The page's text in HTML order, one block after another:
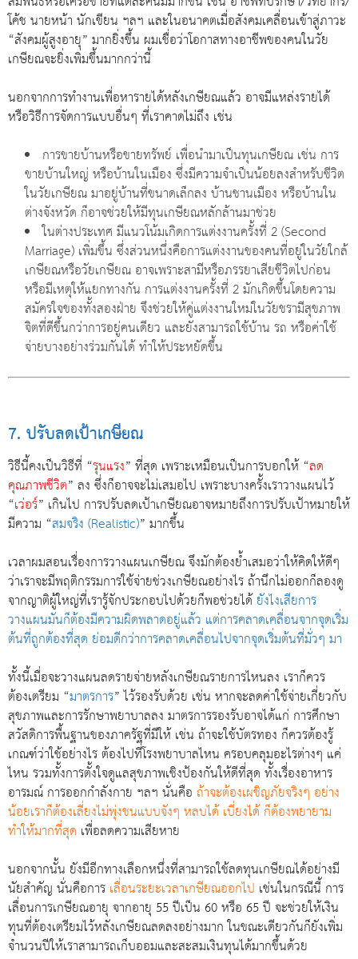
โค้ช นายหน้า นักเขียน ฯลฯ และในอนาคตเมื่อสังคมเคลื่อนเข้าสู่ภาวะ
“สังคมผู้สูงอายุ” มากยิ่งขึ้น ผมเชื่อว่าโอกาสทางอาชีพของคนในวัย
เกษียณจะยิ่งเพิ่มขึ้นมากกว่านี้
นอกจากการทำงานเพื่อหารายได้หลังเกษียณแล้ว อาจมีแหล่งรายได้
หรือวิธีการจัดการแบบอื่นๆ ที่เราคาดไม่ถึง เช่น
การขายบ้านหรือขายทรัพย์ เพื่อนำมาเป็นทุนเกษียณ เช่น การ
ขายบ้านใหญ่ หรือบ้านในเมือง ซึ่งมีความจำเป็นน้อยลงสำหรับชีวิต
ในวัยเกษียณ มาอยู่บ้านที่ขนาดเล็กลง บ้านชานเมือง หรือบ้านใน
ต่างจังหวัด ก็อาจช่วยให้มีทุนเกษียณหลักล้านมาช่วย
ในต่างประเทศ มีแนวโน้มเกิดการแต่งงานครั้งที่ 2 (Second
Marriage) เพิ่มขึ้น ซึ่งส่วนหนึ่งคือการแต่งงานของคนที่อยู่ในวัยใกล้
เกษียณหรือวัยเกษียณ อาจเพราะสามีหรือภรรยาเสียชีวิตไปก่อน
หรือมีเหตุให้แยกทางกัน การแต่งงานครั้งที่ 2 มักเกิดขึ้นโดยความ
สมัครใจของทั้งสองฝ่าย จึงช่วยให้คู่แต่งงานใหม่ในวัยชรามีสุขภาพ
จิตที่ดีขึ้นกว่าการอยู่คนเดียว และยังสามารถใช้บ้าน รถ หรือค่าใช้
จ่ายบางอย่างร่วมกันได้ ทำให้ประหยัดขึ้น
7. ปรับลดเป้าเกษียณ
วิธีนี้คงเป็นวิธีที่ “รุนแรง” ที่สุด เพราะเหมือนเป็นการบอกให้ “ลด
คุณภาพชีวิต” ลง ซึ่งก็อาจจะไม่เสมอไป เพราะบางครั้งเราวางแผนไว้
“เว่อร์” เกินไป การปรับลดเป้าเกษียณอาจหมายถึงการปรับเป้าหมายให้
มีความ “สมจริง (Realistic)” มากขึ้น
เวลาผมสอนเรื่องการวางแผนเกษียณ จึงมักต้องย้ำเสมอว่าให้คิดให้ดีๆ
ว่าเราจะมีพฤติกรรมการใช้จ่ายช่วงเกษียณอย่างไร ถ้านึกไม่ออกก็ลองดู
จากญาติผู้ใหญ่ที่เรารู้จักประกอบไปด้วยก็พอช่วยได้ยังไงเสียการ
วางแผนมันก็ต้องมีความผิดพลาดอยู่แล้ว แต่การคลาดเคลื่อนจากจุดเริ่ม
ต้นที่ถูกต้องที่สุด ย่อมดีกว่าการคลาดเคลื่อนไปจากจุดเริ่มต้นที่มั่วๆ มา
ทั้งนี้เมื่อจะวางแผนลดรายจ่ายหลังเกษียณรายการไหนลง เราก็ควร
ต้องเตรียม “มาตรการ” ไว้รองรับด้วย เช่น หากจะลดค่าใช้จ่ายเกี่ยวกับ
สุขภาพและการรักษาพยาบาลลง มาตรการรองรับอาจได้แก่ การศึกษา
สวัสดิการพื้นฐานของภาครัฐที่มีให้ เช่น ถ้าจะใช้บัตรทอง ก็ควรต้องรู้
เกณฑ์ว่าใช้อย่างไร ต้องไปที่โรงพยาบาลไหน ครอบคลุมอะไรต่างๆ แค่
ไหน รวมทั้งการตั้งใจดูแลสุขภาพเชิงป้องกันให้ดีที่สุด ทั้งเรื่องอาหาร
อารมณ์ การออกกำลังกาย ฯลฯ นั่นคือ ถ้าจะต้องเผชิญภัยจริงๆ อย่าง
น้อยเราก็ต้องเลี่ยงไม่พุ่งชนแบบจังๆ หลบได้ เบี่ยงได้ ก็ต้องพยายาม
ทำให้มากที่สุด เพื่อลดความเสียหาย
นอกจากนั้น ยังมีอีกทางเลือกหนึ่งที่สามารถใช้ลดทุนเกษียณได้อย่างมี
นัยสำคัญ นั่นคือการ เลื่อนระยะเวลาเกษียณออกไป เช่นในกรณีนี้ การ
เลื่อนการเกษียณอายุ จากอายุ 55 ปีเป็น 60 หรือ 65 ปี จะช่วยให้เงิน
ทุนที่ต้องเตรียมไว้หลังเกษียณลดลงอย่างมาก ในขณะเดียวกันก็ยังเพิ่ม
จำนวนปีให้เราสามารถเก็บออมและสะสมเงินทุนได้มากขึ้นด้วย